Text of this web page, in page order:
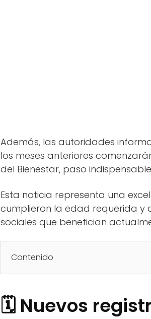
Además, las autoridades
los meses anteriores
del Bienestar, paso
Esta noticia representa una
cumplieron la edad requerida
sociales que benefician
Contenido
🗓️ Nuevos